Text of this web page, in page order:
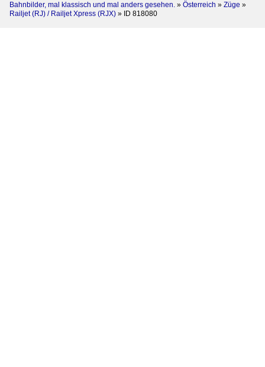
Bahnbilder, mal klassisch und mal anders gesehen. » Österreich » Züge »
Railjet (RJ) / Railjet Xpress (RJX) » ID 818080